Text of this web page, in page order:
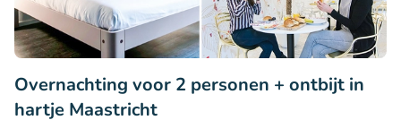
Overnachting voor 2 personen + ontbijt in
hartje Maastricht